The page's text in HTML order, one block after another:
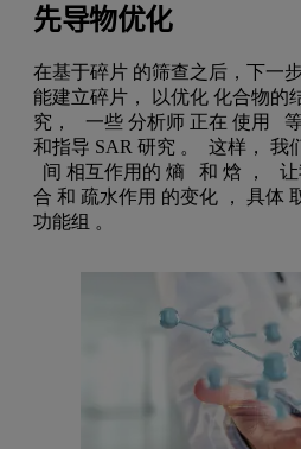
先导物优化
在基于碎片 的筛查之后，下一
能建立碎片，
以优化 化合物的
究，
一些 分析师 正在 使用
和指导 SAR研究 。 这样， 我
间 相互作用的 熵 和 焓 ， 让
合 和 疏水作用 的变化 ， 具体
功能组 。